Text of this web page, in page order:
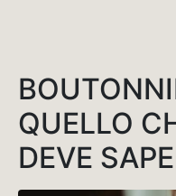
QUELLO
DEVE